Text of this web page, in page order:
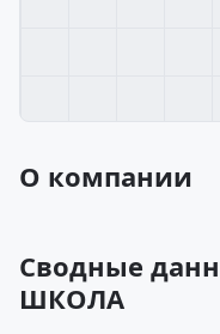
О компании
Сводные
ШКОЛА